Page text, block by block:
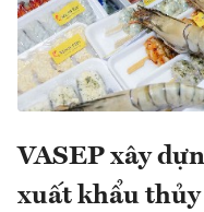
VASEP xây
xuất khẩu